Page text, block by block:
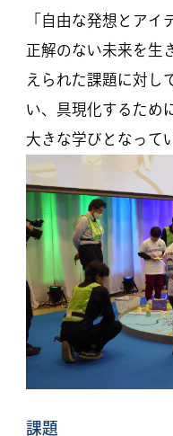
「自由な発想とアイ
正解のない未来を生
えられた課題に対し
い、具現化するため
大きな学びとなって
課題